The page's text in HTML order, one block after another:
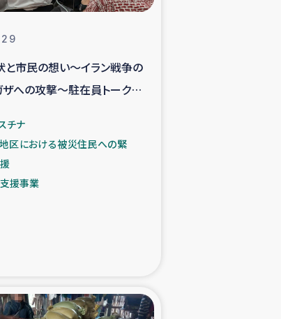
緊急支援
植林活動
急支援
動
と市民の想い～イラン戦争の
ザへの攻撃～駐在員トークイ
チナ
区における被災住民への緊
援事業